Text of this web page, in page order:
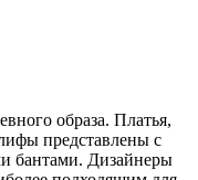
образа. Платья,
представлены с
бантами. Дизайнеры